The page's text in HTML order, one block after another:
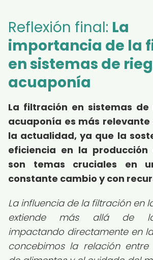
Reflexión final: La
importancia de la
en sistemas de
acuaponía
La filtración en sistemas
acuaponía es más relevante
la actualidad, ya que la
eficiencia en la producción
son temas cruciales en
constante cambio y con
La influencia de la filtración en
extiende más allá de la
impactando directamente en
concebimos la relación